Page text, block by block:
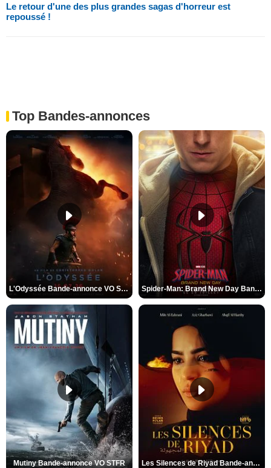
Le retour d'une des plus grandes sagas d'horreur est
repoussé !
Top Bandes-annonces
L'Odyssée Bande-annonce VO STFR Spider-Man: Brand New Day Bande-annonce VO STFR
Mutiny Bande-annonce VO STFR Les Silences de Riyad Bande-annonce VO STFR